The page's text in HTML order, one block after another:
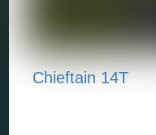
Chieftain 14T